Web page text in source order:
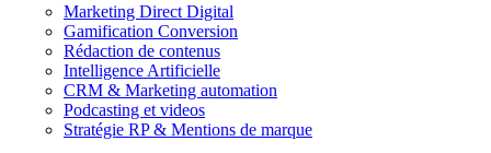
Marketing Direct Digital
Gamification Conversion
Rédaction de contenus
Intelligence Artificielle
CRM & Marketing automation
Podcasting et videos
Stratégie RP & Mentions de marque